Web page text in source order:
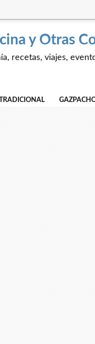
y Otras
recetas, viajes,